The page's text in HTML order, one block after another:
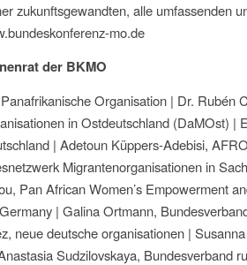
zukunftsgewandten, alle umfassenden
mo.de
der BKMO
Organisation | Dr. Rubén
in Ostdeutschland (DaMOst) |
| Adetoun Küppers-Adebisi,
Migrantenorganisationen in
Pan African Women’s Empowerment
| Galina Ortmann,
neue deutsche organisationen |
Sudzilovskaya, Bundesverband